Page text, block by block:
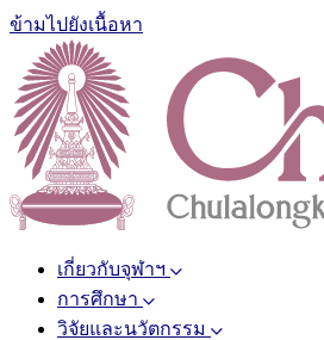
ข้ามไปยังเนื้อหา
เกี่ยวกับจุฬาฯ
การศึกษา
วิจัยและนวัตกรรม